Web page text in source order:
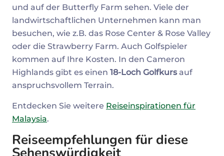
und auf der Butterfly Farm sehen. Viele der
landwirtschaftlichen Unternehmen kann man
besuchen, wie z.B. das Rose Center & Rose Valley
oder die Strawberry Farm. Auch Golfspieler
kommen auf Ihre Kosten. In den Cameron
Highlands gibt es einen 18-Loch Golfkursauf
anspruchsvollem Terrain.
Entdecken Sie weitere Reiseinspirationen für
Malaysia.
Reiseempfehlungen für diese